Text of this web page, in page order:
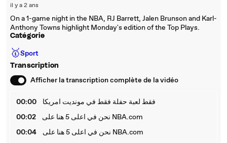
il y a 2 ans
On a 1-game night in the NBA, RJ Barrett, Jalen Brunson and Karl-
Anthony Towns highlight Monday's edition of the Top Plays.
Catégorie
🥇Sport
Transcription
Afficher la transcription complète de la vidéo
00:00
فقط لعبة حفلة فقط في مونديت امريكا
00:02
نحن في اعلى 5 هنا على NBA.com
00:04
نحن في اعلى 5 هنا على NBA.com